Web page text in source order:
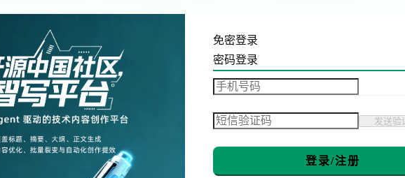
免密登录
密码登录
发送验
登录/注册